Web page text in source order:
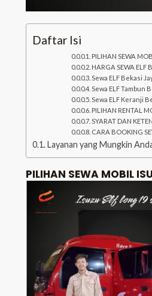
Daftar Isi
PILIHAN SEWA
HARGA SEWA ELF
Sewa ELF Bekasi
Sewa ELF Tambun
Sewa ELF Keranji
PILIHAN RENTAL
SYARAT DAN
CARA BOOKING
Layanan yang Mungkin
PILIHAN SEWA MOBIL